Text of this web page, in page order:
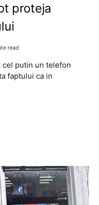
proteja
read
cel putin un telefon
faptului ca in